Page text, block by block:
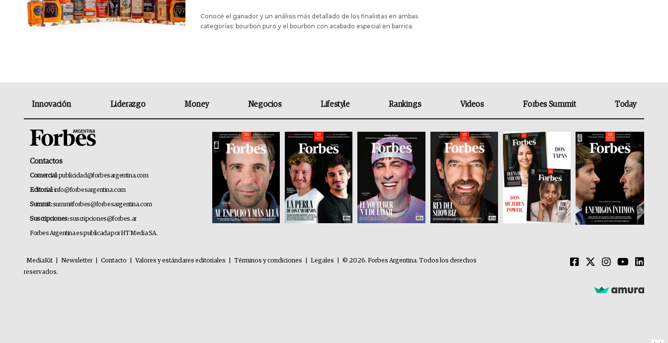
Conocé el ganador y un análisis más detallado de los finalistas en ambas
categorías: bourbon puro y el bourbon con acabado especial en barrica.
Innovación Liderazgo Money Negocios Lifestyle Rankings Videos Forbes Summit Today
Contactos
Comercial:publicidad@forbesargentina.com
Editorial:info@forbesargentina.com
Summit:summitforbes@forbesargentina.com
Suscripciones:suscripciones@forbes.ar
Forbes Argentina es publicada por HT Media SA.
MediaKit Newsletter Contacto Valores y estándares editoriales Términos y condiciones Legales
© 2026. Forbes Argentina. Todos los derechos
reservados.